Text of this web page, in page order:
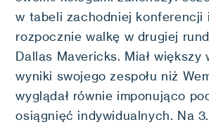
w tabeli zachodniej konferencji
rozpocznie walkę w drugiej
Dallas Mavericks. Miał większy
wyniki swojego zespołu niż
wyglądał równie imponująco
osiągnięć indywidualnych. Na